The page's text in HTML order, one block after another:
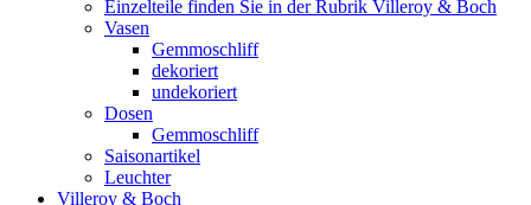
Einzelteile finden Sie in der Rubrik Villeroy & Boch
Vasen
Gemmoschliff
dekoriert
undekoriert
Dosen
Gemmoschliff
Saisonartikel
Leuchter
Villeroy & Boch